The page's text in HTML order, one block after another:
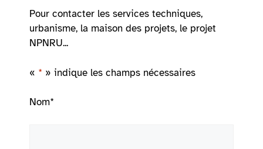
Pour contacter les services techniques,
urbanisme, la maison des projets, le projet
NPNRU...
« * » indique les champs nécessaires
Nom*